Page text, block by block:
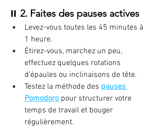
⏸️ 2. Faites des pauses actives
Levez-vous toutes les 45 minutes à
1 heure.
Étirez-vous, marchez un peu,
effectuez quelques rotations
d’épaules ou inclinaisons de tête.
Testez la méthode des pauses
Pomodoro pour structurer votre
temps de travail et bouger
régulièrement.